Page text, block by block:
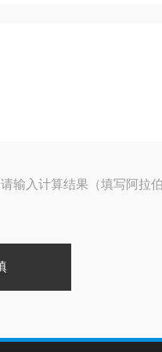
请输入计算结果（填写阿拉